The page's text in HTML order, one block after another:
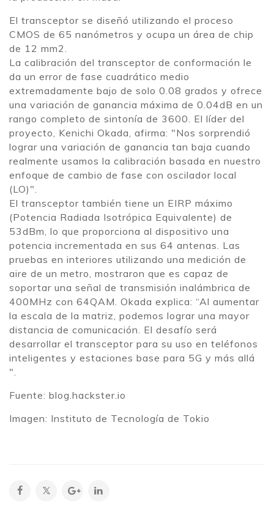
El transceptor se diseñó utilizando el proceso
CMOS de 65 nanómetros y ocupa un área de chip
de 12 mm2.
La calibración del transceptor de conformación le
da un error de fase cuadrático medio
extremadamente bajo de solo 0.08 grados y ofrece
una variación de ganancia máxima de 0.04dB en un
rango completo de sintonía de 3600. El líder del
proyecto, Kenichi Okada, afirma: "Nos sorprendió
lograr una variación de ganancia tan baja cuando
realmente usamos la calibración basada en nuestro
enfoque de cambio de fase con oscilador local
(LO)".
El transceptor también tiene un EIRP máximo
(Potencia Radiada Isotrópica Equivalente) de
53dBm, lo que proporciona al dispositivo una
potencia incrementada en sus 64 antenas. Las
pruebas en interiores utilizando una medición de
aire de un metro, mostraron que es capaz de
soportar una señal de transmisión inalámbrica de
400MHz con 64QAM. Okada explica: “Al aumentar
la escala de la matriz, podemos lograr una mayor
distancia de comunicación. El desafío será
desarrollar el transceptor para su uso en teléfonos
inteligentes y estaciones base para 5G y más allá
".
Fuente: blog.hackster.io
Imagen: Instituto de Tecnología de Tokio